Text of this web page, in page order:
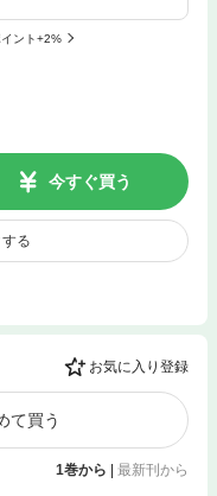
ント+2%
今すぐ買う
る
お気に入り登録
て買う
1巻から | 最新刊から